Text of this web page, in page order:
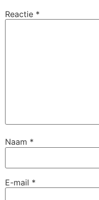
Reactie *
Naam *
E-mail *